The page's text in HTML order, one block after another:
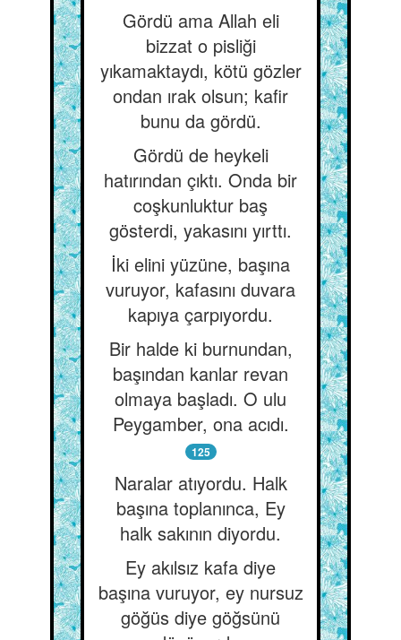
Gördü ama Allah eli
bizzat o pisliği
yıkamaktaydı, kötü gözler
ondan ırak olsun; kafir
bunu da gördü.
Gördü de heykeli
hatırından çıktı. Onda bir
coşkunluktur baş
gösterdi, yakasını yırttı.
İki elini yüzüne, başına
vuruyor, kafasını duvara
kapıya çarpıyordu.
Bir halde ki burnundan,
başından kanlar revan
olmaya başladı. O ulu
Peygamber, ona acıdı.
125
Naralar atıyordu. Halk
başına toplanınca, Ey
halk sakının diyordu.
Ey akılsız kafa diye
başına vuruyor, ey nursuz
göğüs diye göğsünü